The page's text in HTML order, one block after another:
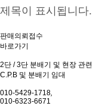
제목이 표시됩니다.
판매의뢰접수
바로가기
2단 / 3단 분배기 및 현장 관
C.P.B 및 분배기 임대
010-5429-1718,
010-6323-6671